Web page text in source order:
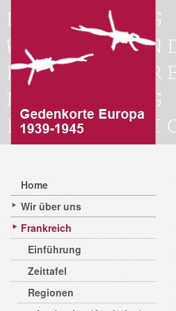
Home
Wir über uns
Frankreich
Einführung
Zeittafel
Regionen